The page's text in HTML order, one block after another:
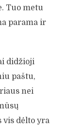
Tuo metu
parama ir
didžioji
paštu,
nei
vis dėlto yra